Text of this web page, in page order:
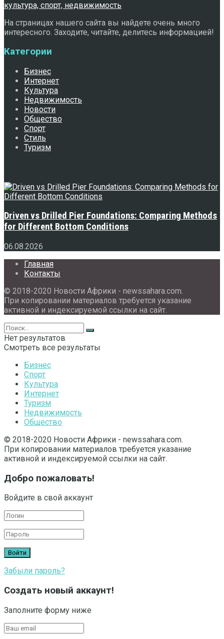
На страницах нашего сайта вы найдете очень много
интересного. Заходите, читайте, делитесь информацией!
Категории
Бизнес
Интернет
Культура
Недвижимость
Новости
Общество
Спорт
Стиль
Туризм
Driven vs Drilled Pier Foundations: Comparing Methods
for Different Bottom Conditions
06.08.2026
Главная
Контакты
© 2018-2020 Новости Африки - newssahara.com.
При копировании материалов требуется указание
активной и индексируемой ссылки на сайт.
Нет результатов
Смотреть все результаты
Бизнес
Спорт
Культура
Интернет
Туризм
Недвижимость
Общество
© 2018-2020 Новости Африки - newssahara.com.
При копировании материалов требуется указание
активной и индексируемой ссылки на сайт.
Добро пожаловать!
Войдите в свой аккаунт
Забыли пароль?
Создать новый аккаунт!
Заполните форму ниже